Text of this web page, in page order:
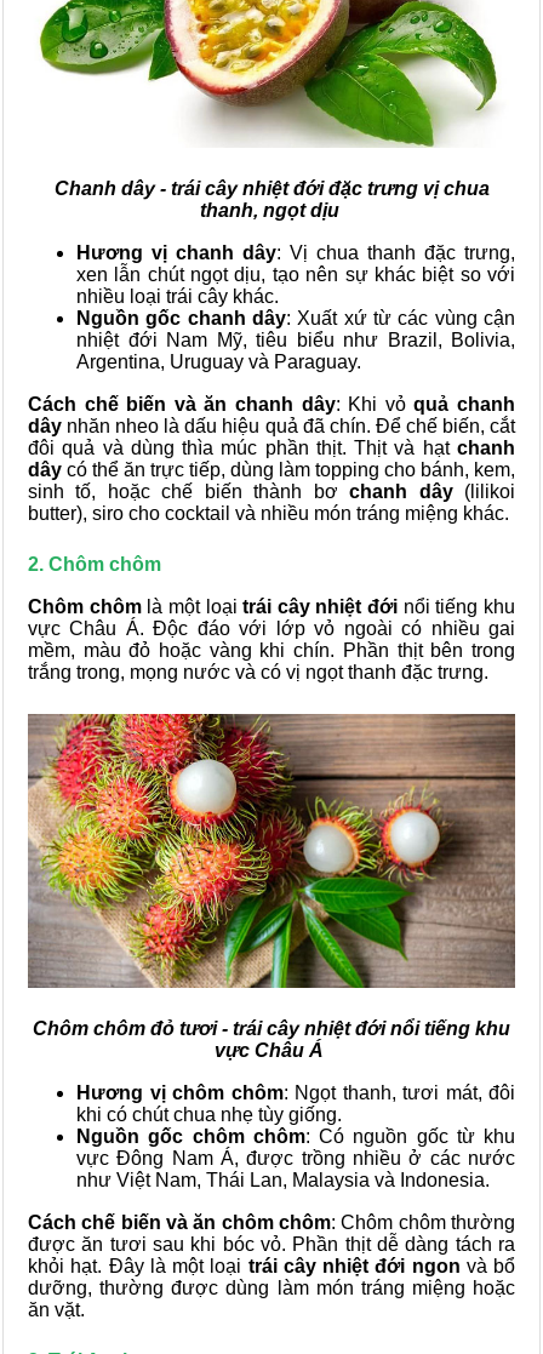
Chanh dây - trái cây nhiệt đới đặc trưng vị chua
thanh, ngọt dịu
Hương vị chanh dây: Vị chua thanh đặc trưng,
xen lẫn chút ngọt dịu, tạo nên sự khác biệt so với
nhiều loại trái cây khác.
Nguồn gốc chanh dây: Xuất xứ từ các vùng cận
nhiệt đới Nam Mỹ, tiêu biểu như Brazil, Bolivia,
Argentina, Uruguay và Paraguay.
Cách chế biến và ăn chanh dây: Khi vỏquả chanh
dây nhăn nheo là dấu hiệu quả đã chín. Để chế biến, cắt
đôi quả và dùng thìa múc phần thịt. Thịt và hạt chanh
dây có thể ăn trực tiếp, dùng làm topping cho bánh, kem,
sinh tố, hoặc chế biến thành bơchanh dây(lilikoi
butter), siro cho cocktail và nhiều món tráng miệng khác.
2. Chôm chôm
Chôm chômlà một loạitrái cây nhiệt đới nổi tiếng khu
vực Châu Á. Độc đáo với lớp vỏ ngoài có nhiều gai
mềm, màu đỏ hoặc vàng khi chín. Phần thịt bên trong
trắng trong, mọng nước và có vị ngọt thanh đặc trưng.
Chôm chôm đỏ tươi - trái cây nhiệt đới nổi tiếng khu
vực Châu Á
Hương vị chôm chôm: Ngọt thanh, tươi mát, đôi
khi có chút chua nhẹ tùy giống.
Nguồn gốc chôm chôm: Có nguồn gốc từ khu
vực Đông Nam Á, được trồng nhiều ở các nước
như Việt Nam, Thái Lan, Malaysia và Indonesia.
Cách chế biến và ăn chôm chôm: Chôm chôm thường
được ăn tươi sau khi bóc vỏ. Phần thịt dễ dàng tách ra
khỏi hạt. Đây là một loại trái cây nhiệt đới ngon và bổ
dưỡng, thường được dùng làm món tráng miệng hoặc
ăn vặt.